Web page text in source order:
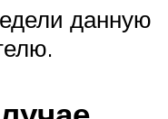
данную